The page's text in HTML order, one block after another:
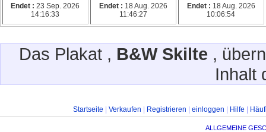
Endet : 23 Sep. 2026
14:16:33
Endet : 18 Aug. 2026
11:46:27
Endet : 18 Aug. 2026
10:06:54
Das Plakat , B&W Skilte ,
Inhalt
Startseite Verkaufen Registrieren einloggen Hilfe
ALLGEMEINE